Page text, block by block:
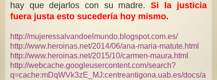
hay que dejarlos con su madre. Si la justicia
fuera justa esto sucedería hoy mismo.
http://mujeressalvandoelmundo.blogspot.com.es/
http://www.heroinas.net/2014/06/ana-maria-matute.html
http://www.heroinas.net/2015/10/carmen-maura.html
http://webcache.googleusercontent.com/search?
q=cache:mDqWVk3zE_MJ:centreantigona.uab.es/docs/a